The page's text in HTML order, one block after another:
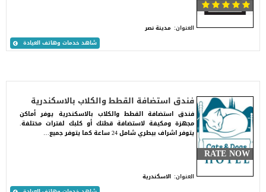
شاهد خدمات وهاتف العيادة
العنوان: مدينة نصر
RATE NOW
فندق استضافة القطط والكلاب بالاسكندرية
فندق استضافة القطط والكلاب بالاسكندرية يوفر أماكن
مجهزة ومكيفة لاستضافة قطتك أو كلبك لفترات مختلفة.
يتوفر اشراف بيطري شامل 24 ساعة كما يتوفر جميع…
العنوان: الاسكندرية